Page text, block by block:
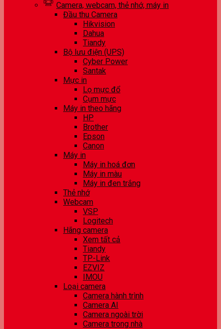
Camera, webcam, thẻ nhớ, máy in
Đầu thu Camera
Hikvision
Dahua
Tiandy
Bộ lưu điện (UPS)
Cyber Power
Santak
Mực in
Lọ mực đổ
Cụm mực
Máy in theo hãng
HP
Brother
Epson
Canon
Máy in
Máy in hoá đơn
Máy in màu
Máy in đen trắng
Thẻ nhớ
Webcam
VSP
Logitech
Hãng camera
Xem tất cả
Tiandy
TP-Link
EZVIZ
IMOU
Loại camera
Camera hành trình
Camera AI
Camera ngoài trời
Camera trong nhà